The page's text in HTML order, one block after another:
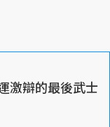
激辯的最後武士